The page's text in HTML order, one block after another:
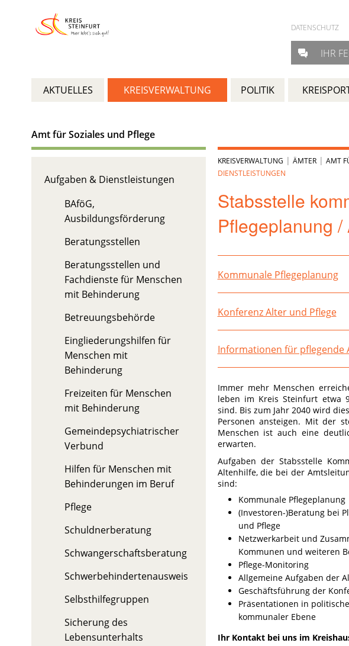
DATENSCHUTZ
IHR
AKTUELLES KREISVERWALTUNG POLITIK
Amt für Soziales und Pflege
Aufgaben & Dienstleistungen
BAföG,
Ausbildungsförderung
Beratungsstellen
Beratungsstellen und
Fachdienste für Menschen
mit Behinderung
Betreuungsbehörde
Eingliederungshilfen für
Menschen mit
Behinderung
Freizeiten für Menschen
mit Behinderung
Gemeindepsychiatrischer
Verbund
Hilfen für Menschen mit
Behinderungen im Beruf
Pflege
Schuldnerberatung
Schwangerschaftsberatung
Schwerbehindertenausweis
Selbsthilfegruppen
Sicherung des
Lebensunterhalts
KREISVERWALTUNG | ÄMTER| AMT
DIENSTLEISTUNGEN
Stabsstelle
Pflegeplanung /
Kommunale Pflegeplanung
Konferenz Alter und Pflege
Informationen für pflegende
Immer mehr Menschen
leben im Kreis Steinfurt etwa
sind. Bis zum Jahr 2040 wird
Personen ansteigen. Mit der
Menschen ist auch eine
erwarten.
Aufgaben der Stabsstelle
Altenhilfe, die bei der
sind:
Kommunale Pflegeplanung
(Investoren-)Beratung bei
und Pflege
Netzwerkarbeit und
Kommunen und weiteren
Pflege-Monitoring
Allgemeine Aufgaben der
Geschäftsführung der
Präsentationen in
kommunaler Ebene
Ihr Kontakt bei uns im